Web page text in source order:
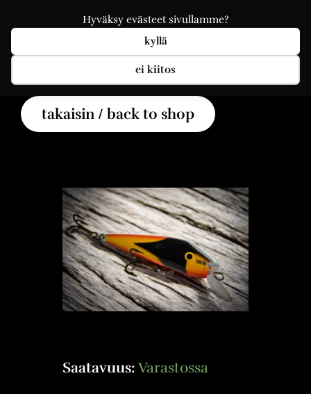
Hyväksy evästeet sivullamme?
kyllä
ei kiitos
Saatavuus:Varastossa